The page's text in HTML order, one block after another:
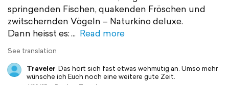
springenden Fischen, quakenden Fröschen und
zwitschernden Vögeln – Naturkino deluxe.
Dann heisst es:
Read more
See translation
Traveler Das hört sich fast etwas wehmütig an. Umso mehr
wünsche ich Euch noch eine weitere gute Zeit.